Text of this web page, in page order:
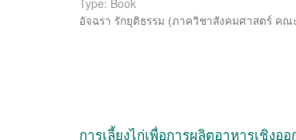
Type: Book
อัจฉรา รักยุติธรรม (ภาควิชาสังคมศาสตร์ คณ
การเลี้ยงไก่เพื่อการผลิตอาหารเชิงอ